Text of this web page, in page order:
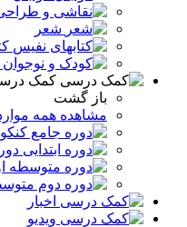
شعر
کمک
باز گشت
مشاهده همه
اخبار
ویدیو